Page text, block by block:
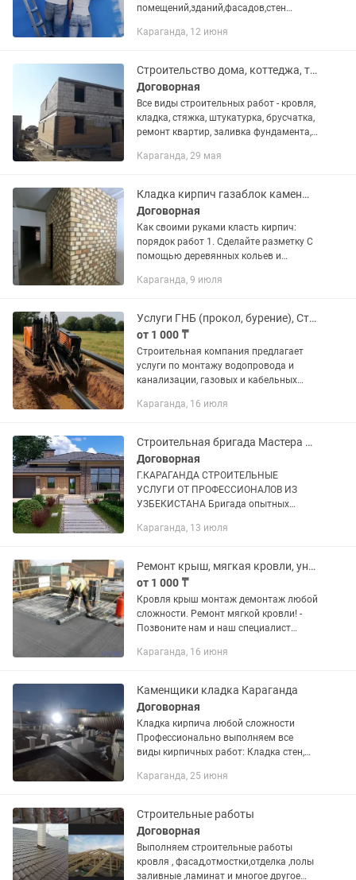
помещений,зданий,фасадов,стен
объемов Работой не загружены делаем
объемах цену...
Караганда, 12 июня
Строительство дома, коттеджа, таунхауса,ремонт под ключ, по дизайн проекту
Договорная
Все виды строительных работ - кровля,
кладка, стяжка, штукатурка, брусчатка,
ремонт квартир, заливка фундамента,
сложности, современным дизайном,
Караганда, 29 мая
Кладка кирпич газаблок каменщик
Договорная
Как своими руками класть кирпич:
порядок работ 1. Сделайте разметку С
помощью деревянных кольев и
границы будущей постройки. 2.
Караганда, 9 июля
Услуги ГНБ (прокол, бурение), Стыков-сварка, пайка ПЭ труб.
от 1 000 ₸
Строительная компания предлагает
услуги по монтажу водопровода и
канализации, газовых и кабельных
направленного бурения (ГНБ).
же...
Караганда, 16 июля
Строительная бригада Мастера из Узбекистана
Договорная
Г.КАРАГАНДА СТРОИТЕЛЬНЫЕ
УСЛУГИ ОТ ПРОФЕССИОНАЛОВ ИЗ
УЗБЕКИСТАНА Бригада опытных
качественные строительные и
Строительство...
Караганда, 13 июля
Ремонт крыш, мягкая кровли, унифлекс
от 1 000 ₸
Кровля крыш монтаж демонтаж любой
сложности. Ремонт мягкой кровли! -
Позвоните нам и наш специалист
проконсультирует вас по всем
гарантию...
Караганда, 16 июня
Каменщики кладка Караганда
Договорная
Кладка кирпича любой сложности
Профессионально выполняем все
виды кирпичных работ: Кладка стен,
Облицовка фасадов Кладка печей,
декоративные...
Караганда, 25 июня
Строительные работы
Договорная
Выполняем строительные работы
кровля , фасад,отмостки,отделка ,полы
заливные ,ламинат и многое другое